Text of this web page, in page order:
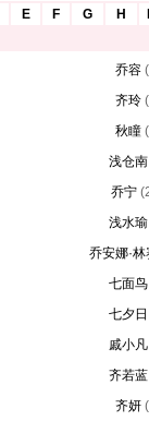
E F G H
乔容
齐玲
秋瞳
浅仓南
乔宁
浅水瑜
乔安娜·林
七面鸟
七夕日
戚小凡
齐若蓝
齐妍